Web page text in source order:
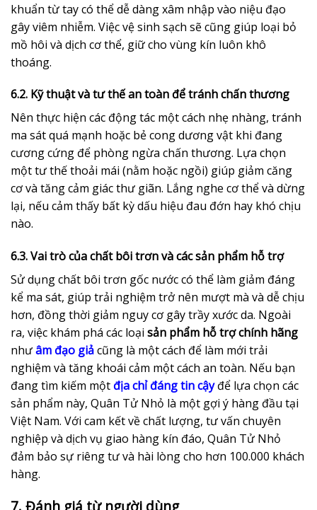
khuẩn từ tay có thể dễ dàng xâm nhập vào niệu đạo
gây viêm nhiễm. Việc vệ sinh sạch sẽ cũng giúp loại bỏ
mồ hôi và dịch cơ thể, giữ cho vùng kín luôn khô
thoáng.
6.2. Kỹ thuật và tư thế an toàn để tránh chấn thương
Nên thực hiện các động tác một cách nhẹ nhàng, tránh
ma sát quá mạnh hoặc bẻ cong dương vật khi đang
cương cứng để phòng ngừa chấn thương. Lựa chọn
một tư thế thoải mái (nằm hoặc ngồi) giúp giảm căng
cơ và tăng cảm giác thư giãn. Lắng nghe cơ thể và dừng
lại, nếu cảm thấy bất kỳ dấu hiệu đau đớn hay khó chịu
nào.
6.3. Vai trò của chất bôi trơn và các sản phẩm hỗ trợ
Sử dụng chất bôi trơn gốc nước có thể làm giảm đáng
kể ma sát, giúp trải nghiệm trở nên mượt mà và dễ chịu
hơn, đồng thời giảm nguy cơ gây trầy xước da. Ngoài
ra, việc khám phá các loại sản phẩm hỗ trợ chính hãng
nhưâm đạo giảcũng là một cách để làm mới trải
nghiệm và tăng khoái cảm một cách an toàn. Nếu bạn
đang tìm kiếm mộtđịa chỉ đáng tin cậyđể lựa chọn các
sản phẩm này, Quân Tử Nhỏ là một gợi ý hàng đầu tại
Việt Nam. Với cam kết về chất lượng, tư vấn chuyên
nghiệp và dịch vụ giao hàng kín đáo, Quân Tử Nhỏ
đảm bảo sự riêng tư và hài lòng cho hơn 100.000 khách
hàng.
7. Đánh giá từ người dùng